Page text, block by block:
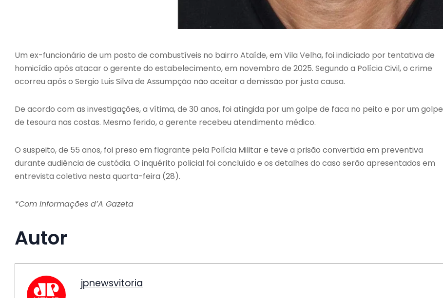
Um ex-funcionário de um posto de combustíveis no bairro Ataíde, em Vila Velha, foi indiciado por tentativa de
homicídio após atacar o gerente do estabelecimento, em novembro de 2025. Segundo a Polícia Civil, o crime
ocorreu após o Sergio Luis Silva de Assumpção não aceitar a demissão por justa causa.
De acordo com as investigações, a vítima, de 30 anos, foi atingida por um golpe de faca no peito e por um golpe
de tesoura nas costas. Mesmo ferido, o gerente recebeu atendimento médico.
O suspeito, de 55 anos, foi preso em flagrante pela Polícia Militar e teve a prisão convertida em preventiva
durante audiência de custódia. O inquérito policial foi concluído e os detalhes do caso serão apresentados em
entrevista coletiva nesta quarta-feira (28).
*Com informações d’A Gazeta
Autor
jpnewsvitoria